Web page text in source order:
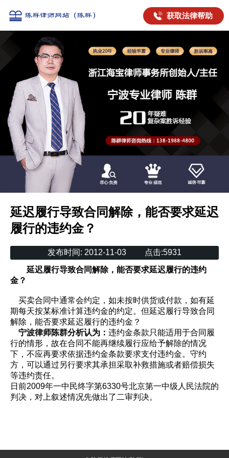
获取法律帮助
延迟履行导致合同解除，能否要求延迟
履行的违约金？
发布时间: 2012-11-03 点击:5931
延迟履行导致合同解除，能否要求延迟履行的违约
金？
买卖合同中通常会约定，如未按时供货或付款，如有延
期每天按某标准计算违约金的约定。但延迟履行导致合同
解除，能否要求延迟履行的违约金？
宁波律师陈群分析认为： 违约金条款只能适用于合同履
行的情形，故在合同不能再继续履行应给予解除的情况
下，不应再要求依据违约金条款要求支付违约金。守约
方，可以通过另行要求其承担采取补救措施或者赔偿损失
等违约责任。
日前2009年一中民终字第6330号北京第一中级人民法院的
判决，对上叙述情况先做出了二审判决。